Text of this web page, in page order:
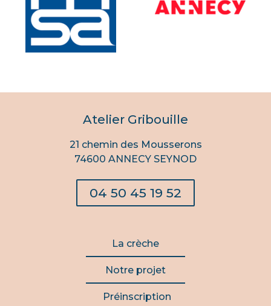
Atelier Gribouille
21 chemin des Mousserons
74600 ANNECY SEYNOD
04 50 45 19 52
La crèche
Notre projet
Préinscription